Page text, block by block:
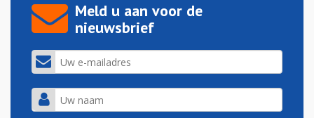
Meld u aan voor de
nieuwsbrief